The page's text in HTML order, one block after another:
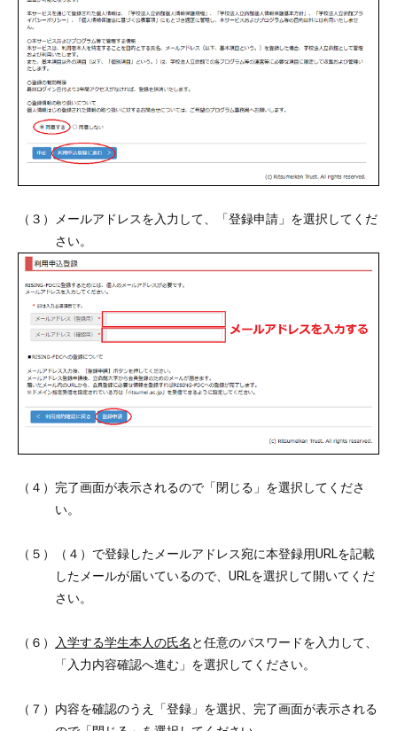
（３）メールアドレスを入力して、「登録申請」を選択してくだ
さい。
（４）完了画面が表示されるので「閉じる」を選択してくださ
い。
（５）（４）で登録したメールアドレス宛に本登録用URLを記載
したメールが届いているので、URLを選択して開いてくだ
さい。
（６） 入学する学生本人の氏名 と任意のパスワードを入力して、
「入力内容確認へ進む」を選択してください。
（７）内容を確認のうえ「登録」を選択、完了画面が表示される